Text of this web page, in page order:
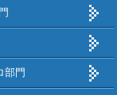
部門